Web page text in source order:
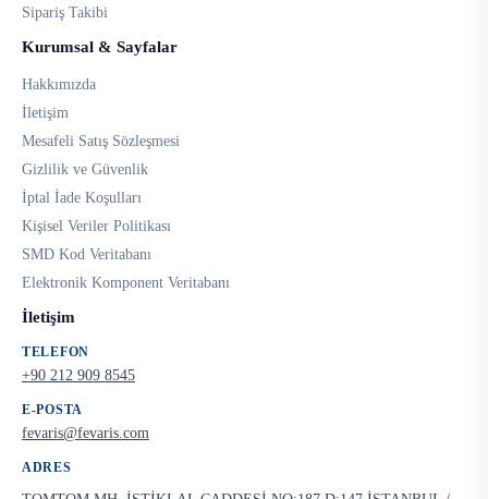
Sipariş Takibi
Kurumsal & Sayfalar
Hakkımızda
İletişim
Mesafeli Satış Sözleşmesi
Gizlilik ve Güvenlik
İptal İade Koşulları
Kişisel Veriler Politikası
SMD Kod Veritabanı
Elektronik Komponent Veritabanı
İletişim
TELEFON
+90 212 909 8545
E-POSTA
fevaris@fevaris.com
ADRES